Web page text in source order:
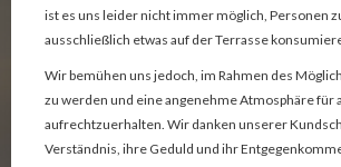
ist es uns leider nicht immer möglich, Personen
ausschließlich etwas auf der Terrasse
Wir bemühen uns jedoch, im Rahmen des
zu werden und eine angenehme Atmosphäre für
aufrechtzuerhalten. Wir danken unserer
Verständnis, ihre Geduld und ihr
Sie suchen